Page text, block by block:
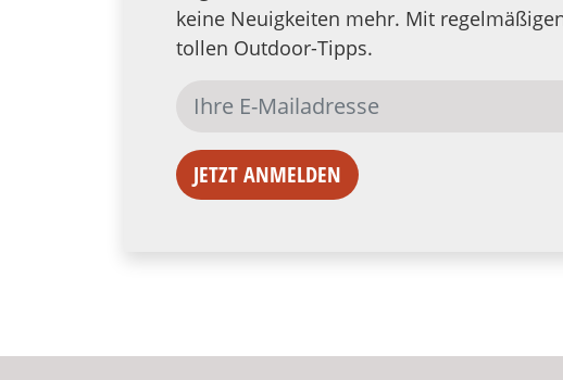
keine Neuigkeiten mehr. Mit
tollen Outdoor-Tipps.
JETZT ANMELDEN